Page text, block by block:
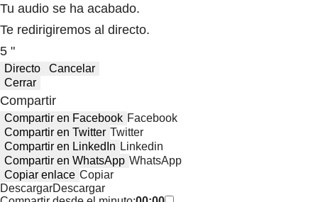
Tu audio se ha acabado.
Te redirigiremos al directo.
5 "
Directo
Cancelar
Cerrar
Compartir
Compartir en Facebook Facebook
Compartir en Twitter Twitter
Compartir en LinkedIn Linkedin
Compartir en WhatsApp WhatsApp
Copiar enlace Copiar
DescargarDescargar